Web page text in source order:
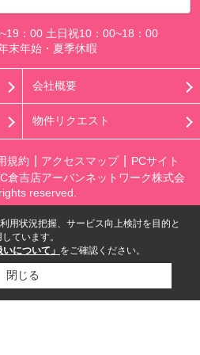
：00 土日祝10：00~18：00
末年始・夏季休暇
会社概要
物件リクエスト
規約 アクセスマップ
PCサイト
倉吉店アーバンネットワーク株式会
reserved.
用状況把握、サービス向上検討を目的と
ています。
について」 をご確認ください。
閉じる